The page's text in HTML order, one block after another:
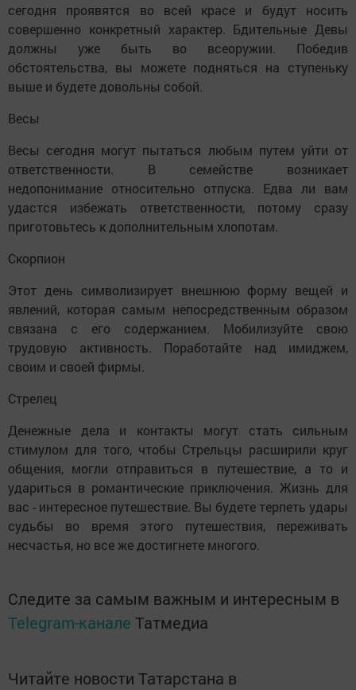
сегодня проявятся во всей красе и будут носить
совершенно конкретный характер. Бдительные Девы
должны уже быть во всеоружии. Победив
обстоятельства, вы можете подняться на ступеньку
выше и будете довольны собой.
Весы
Весы сегодня могут пытаться любым путем уйти от
ответственности. В семействе возникает
недопонимание относительно отпуска. Едва ли вам
удастся избежать ответственности, потому сразу
приготовьтесь к дополнительным хлопотам.
Скорпион
Этот день символизирует внешнюю форму вещей и
явлений, которая самым непосредственным образом
связана с его содержанием. Мобилизуйте свою
трудовую активность. Поработайте над имиджем,
своим и своей фирмы.
Стрелец
Денежные дела и контакты могут стать сильным
стимулом для того, чтобы Стрельцы расширили круг
общения, могли отправиться в путешествие, а то и
удариться в романтические приключения. Жизнь для
вас - интересное путешествие. Вы будете терпеть удары
судьбы во время этого путешествия, переживать
несчастья, но все же достигнете многого.
Следите за самым важным и интересным в
Telegram-канале Татмедиа
Читайте новости Татарстана в